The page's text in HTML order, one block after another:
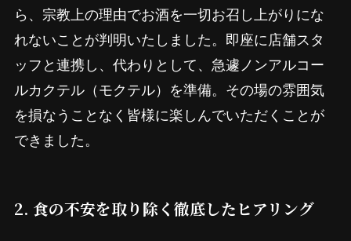
ら、宗教上の理由でお酒を一切お召し上がりにな
れないことが判明いたしました。即座に店舗スタ
ッフと連携し、代わりとして、急遽ノンアルコー
ルカクテル（モクテル）を準備。その場の雰囲気
を損なうことなく皆様に楽しんでいただくことが
できました。
2. 食の不安を取り除く徹底したヒアリング